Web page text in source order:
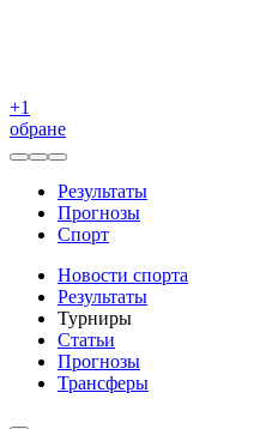
+1
обране
Результаты
Прогнозы
Спорт
Новости спорта
Результаты
Турниры
Статьи
Прогнозы
Трансферы